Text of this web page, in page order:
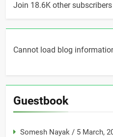
Join 18.6K other subscribers
Cannot load blog
Guestbook
Somesh Nayak / 5 March,